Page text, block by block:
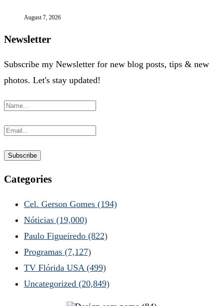
August 7, 2026
Newsletter
Subscribe my Newsletter for new blog posts, tips & new
photos. Let's stay updated!
Categories
Cel. Gerson Gomes (194)
Nóticias (19,000)
Paulo Figueiredo (822)
Programas (7,127)
TV Flórida USA (499)
Uncategorized (20,849)